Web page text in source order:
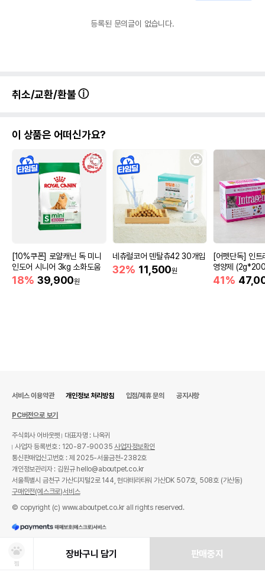
등록된 문의글이 없습니다.
취소/교환/환불
이 상품은 어떠신가요?
[10%쿠폰] 로얄캐닌 독 미니
인도어 시니어 3kg 소화도움
18% 39,900원
네츄럴코어 덴탈츄42 30개입
32% 11,500원
[어펫단독] 인트
영양제
41%
찜
장바구니 담기 판매중지
서비스 이용약관 개인정보 처리방침 입점/제휴 문의 공지사항
PC버전으로 보기
주식회사 어바웃펫
대표자명 : 나옥귀
사업자 등록번호 : 120-87-90035사업자정보확인
통신판매업신고번호 : 제 2025-서울금천-2382호
개인정보관리자 : 김원규 hello@aboutpet.co.kr
서울특별시 금천구 가산디지털2로 144, 현대테라타워 가산DK 507호, 508호 (가산동)
구매안전(에스크로)서비스
© copyright (c) www.aboutpet.co.kr all rights reserved.